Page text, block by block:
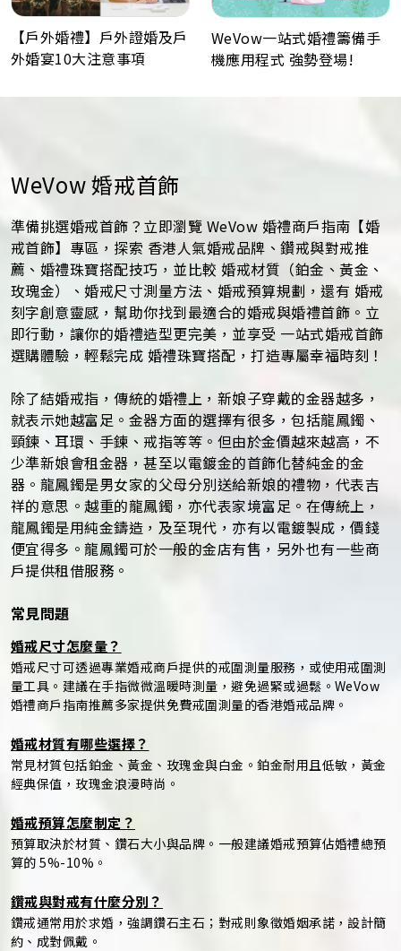
【戶外婚禮】戶外證婚及戶
外婚宴10大注意事項
WeVow一站式婚禮籌備手
機應用程式 強勢登場!
WeVow 婚戒首飾
準備挑選婚戒首飾？立即瀏覽 WeVow 婚禮商戶指南【婚
戒首飾】專區，探索 香港人氣婚戒品牌、鑽戒與對戒推
薦、婚禮珠寶搭配技巧，並比較 婚戒材質（鉑金、黃金、
玫瑰金）、婚戒尺寸測量方法、婚戒預算規劃，還有 婚戒
刻字創意靈感，幫助你找到最適合的婚戒與婚禮首飾。立
即行動，讓你的婚禮造型更完美，並享受 一站式婚戒首飾
選購體驗，輕鬆完成 婚禮珠寶搭配，打造專屬幸福時刻！
除了結婚戒指，傳統的婚禮上，新娘子穿戴的金器越多，
就表示她越富足。金器方面的選擇有很多，包括龍鳳鐲、
頸鍊、耳環、手鍊、戒指等等。但由於金價越來越高，不
少準新娘會租金器，甚至以電鍍金的首飾化替純金的金
器。龍鳳鐲是男女家的父母分別送給新娘的禮物，代表吉
祥的意思。越重的龍鳳鐲，亦代表家境富足。在傳統上，
龍鳳鐲是用純金鑄造，及至現代，亦有以電鍍製成，價錢
便宜得多。龍鳳鐲可於一般的金店有售，另外也有一些商
戶提供租借服務。
常見問題
婚戒尺寸怎麼量？
婚戒尺寸可透過專業婚戒商戶提供的戒圍測量服務，或使用戒圍測
量工具。建議在手指微微溫暖時測量，避免過緊或過鬆。WeVow
婚禮商戶指南推薦多家提供免費戒圍測量的香港婚戒品牌。
婚戒材質有哪些選擇？
常見材質包括鉑金、黃金、玫瑰金與白金。鉑金耐用且低敏，黃金
經典保值，玫瑰金浪漫時尚。
婚戒預算怎麼制定？
預算取決於材質、鑽石大小與品牌。一般建議婚戒預算佔婚禮總預
算的 5%-10%。
鑽戒與對戒有什麼分別？
鑽戒通常用於求婚，強調鑽石主石；對戒則象徵婚姻承諾，設計簡
約、成對佩戴。